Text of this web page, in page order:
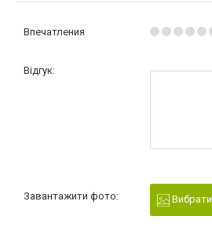
Впечатления
Відгук:
Завантажити фото: Вибрати